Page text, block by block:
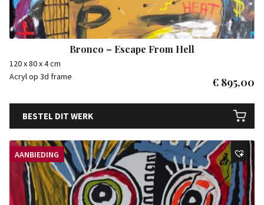
Bronco – Escape From Hell
120 x 80 x 4 cm
Acryl op 3d frame
€ 895,00
BESTEL DIT WERK
AANBIEDING